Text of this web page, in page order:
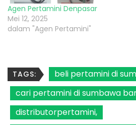
Agen Pertamini Denpasar
Mei 12, 2025
dalam "Agen Pertamini"
TAGS:
beli pertamini di
cari pertamini di sumbawa
distributorpertamini